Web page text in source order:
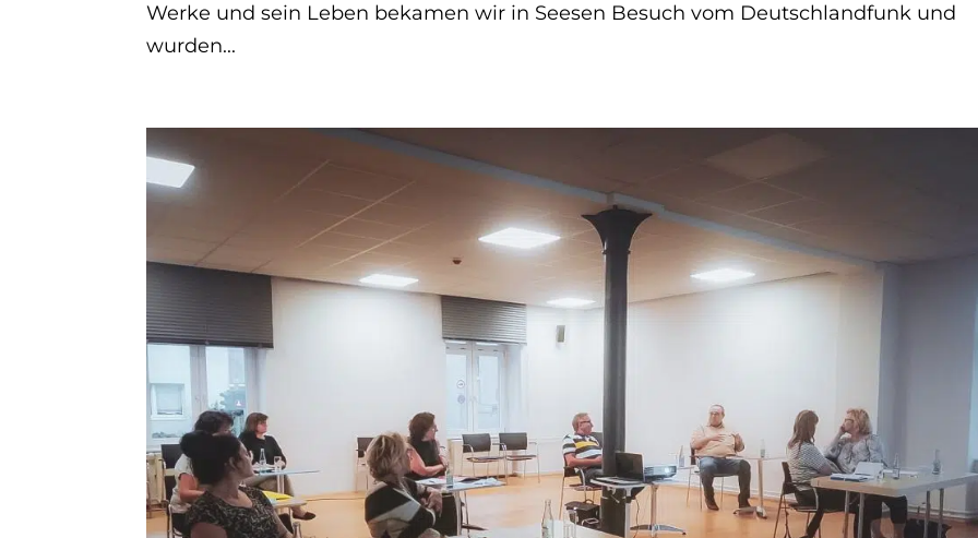
Werke und sein Leben bekamen wir in Seesen Besuch vom Deutschlandfunk und
wurden...